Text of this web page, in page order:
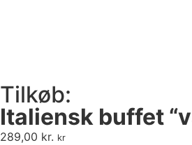
Tilkøb:
Italiensk buffet
289,00 kr. kr